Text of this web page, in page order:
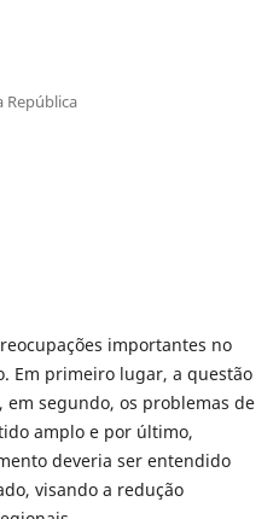
República
importantes no
Em primeiro lugar, a questão
segundo, os problemas de
amplo e por último,
deveria ser entendido
visando a redução